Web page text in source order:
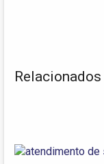
Relacionados